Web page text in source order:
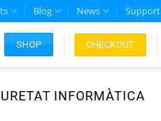
Blog News Support
SHOP CHECKOUT
INFORMÀTICA